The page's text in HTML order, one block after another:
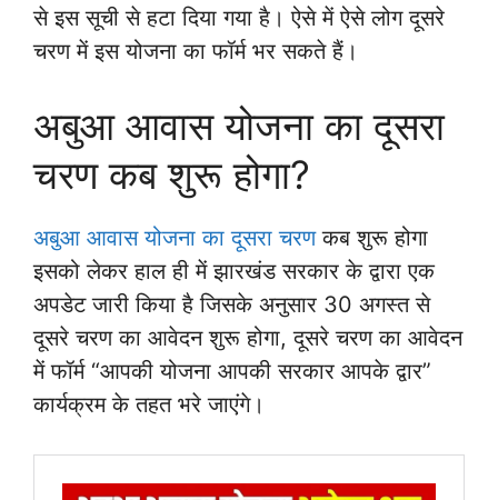
से इस सूची से हटा दिया गया है। ऐसे में ऐसे लोग दूसरे
चरण में इस योजना का फॉर्म भर सकते हैं।
अबुआ आवास योजना का दूसरा
चरण कब शुरू होगा?
अबुआ आवास योजना का दूसरा चरणकब शुरू होगा
इसको लेकर हाल ही में झारखंड सरकार के द्वारा एक
अपडेट जारी किया है जिसके अनुसार 30 अगस्त से
दूसरे चरण का आवेदन शुरू होगा, दूसरे चरण का आवेदन
में फॉर्म “आपकी योजना आपकी सरकार आपके द्वार”
कार्यक्रम के तहत भरे जाएंगे।